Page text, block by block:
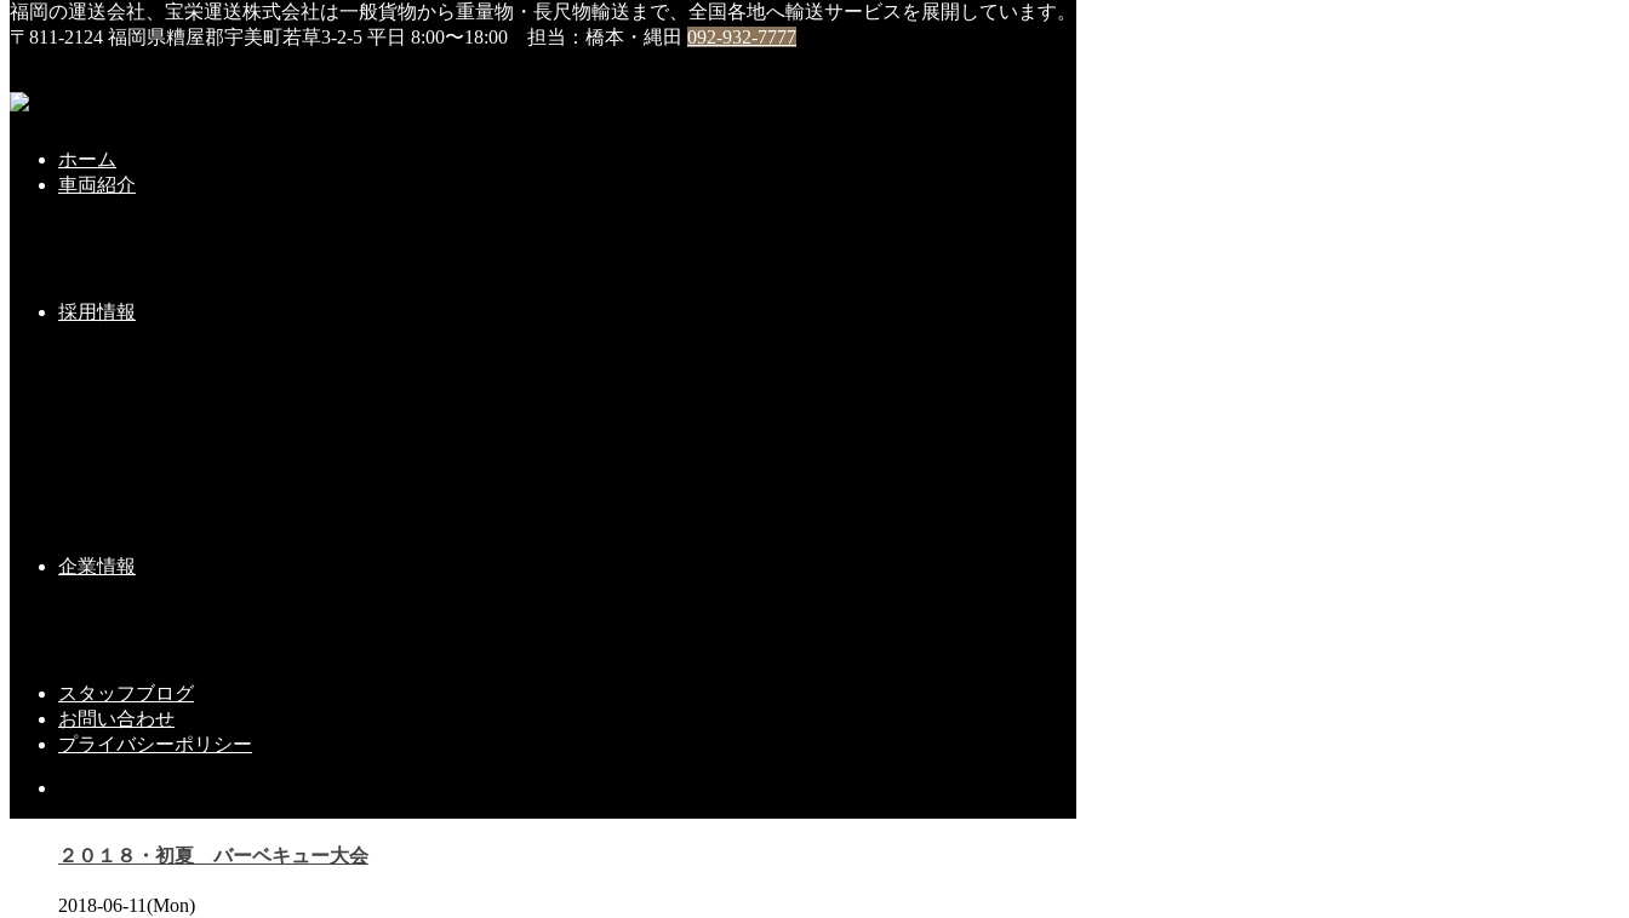
福岡の運送会社、宝栄運送株式会社は一般貨物から重量物・長尺物輸送まで、全国各地へ輸送サービスを展開しています。
〒811-2124 福岡県糟屋郡宇美町若草3-2-5 平日 8:00〜18:00 担当：橋本・縄田 092-932-7777
ホーム
車両紹介
採用情報
企業情報
スタッフブログ
お問い合わせ
プライバシーポリシー
HOME
スタッフ
2019年9月19日
本日足場が外れ、いよいよ最終段階に突入です w（^v^）w
『新社屋』完成しました（＾＾）ｖｖ
新しい命①
２０１８・初夏 バーベキュー大会
2018-06-11(Mon)